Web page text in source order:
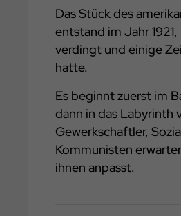
Das Stück des
entstand im Jahr
verdingt und einige
hatte.
Es beginnt zuerst im
dann in das Labyrinth
Gewerkschaftler,
Kommunisten
ihnen anpasst.